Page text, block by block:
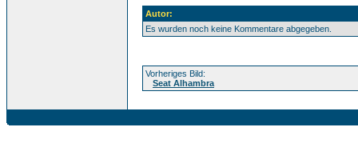
Autor:
Es wurden noch keine Kommentare abgegeben.
Vorheriges Bild:
Seat Alhambra